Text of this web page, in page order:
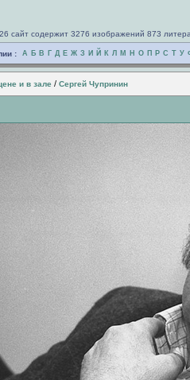
сайт содержит 3276 изображений 873
: А Б В Г Д Е Ж З И Й К Л М Н О П Р С Т У
и в зале / Сергей Чупринин